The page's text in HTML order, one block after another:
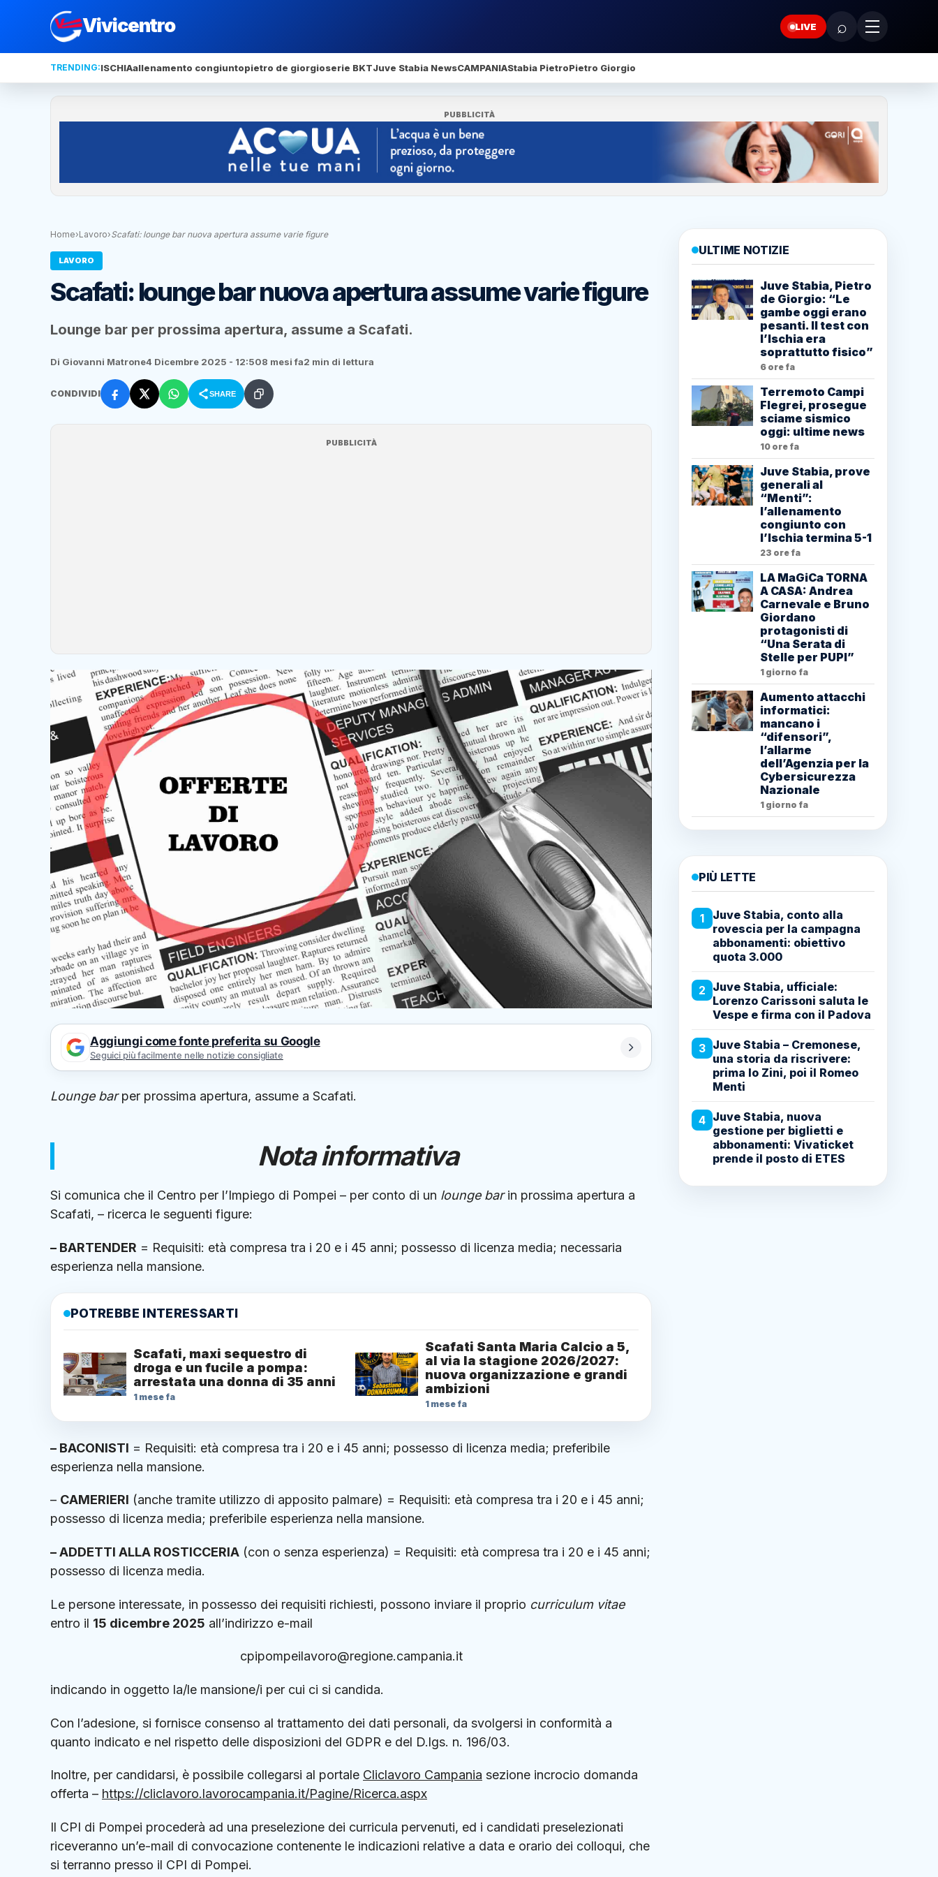
Vivicentro LIVE ⌕
TRENDING:ISCHIAallenamento congiuntopietro de giorgioserie BKTJuve Stabia NewsCAMPANIAStabia PietroPietro Giorgio
PUBBLICITÀ
Home›Lavoro›Scafati: lounge bar nuova apertura assume varie figure
LAVORO
Scafati: lounge bar nuova apertura assume varie figure
Lounge bar per prossima apertura, assume a Scafati.
Di Giovanni Matrone4 Dicembre 2025 - 12:508 mesi fa2 min di lettura
CONDIVIDI SHARE
PUBBLICITÀ
Aggiungi come fonte preferita su Google
Seguici più facilmente nelle notizie consigliate
Lounge barper prossima apertura, assume a Scafati.
Nota informativa
Si comunica che il Centro per l’Impiego di Pompei – per conto di un lounge barin prossima apertura a
Scafati, – ricerca le seguenti figure:
– BARTENDER = Requisiti: età compresa tra i 20 e i 45 anni; possesso di licenza media; necessaria
esperienza nella mansione.
POTREBBE INTERESSARTI
Scafati, maxi sequestro di
droga e un fucile a pompa:
arrestata una donna di 35 anni
1 mese fa
Scafati Santa Maria Calcio a 5,
al via la stagione 2026/2027:
nuova organizzazione e grandi
ambizioni
1 mese fa
– BACONISTI = Requisiti: età compresa tra i 20 e i 45 anni; possesso di licenza media; preferibile
esperienza nella mansione.
– CAMERIERI (anche tramite utilizzo di apposito palmare) = Requisiti: età compresa tra i 20 e i 45 anni;
possesso di licenza media; preferibile esperienza nella mansione.
– ADDETTI ALLA ROSTICCERIA (con o senza esperienza) = Requisiti: età compresa tra i 20 e i 45 anni;
possesso di licenza media.
Le persone interessate, in possesso dei requisiti richiesti, possono inviare il proprio curriculum vitae
entro il 15 dicembre 2025 all’indirizzo e-mail
cpipompeilavoro@regione.campania.it
indicando in oggetto la/le mansione/i per cui ci si candida.
Con l’adesione, si fornisce consenso al trattamento dei dati personali, da svolgersi in conformità a
quanto indicato e nel rispetto delle disposizioni del GDPR e del D.lgs. n. 196/03.
Inoltre, per candidarsi, è possibile collegarsi al portale Cliclavoro Campania sezione incrocio domanda
offerta – https://cliclavoro.lavorocampania.it/Pagine/Ricerca.aspx
Il CPI di Pompei procederà ad una preselezione dei curricula pervenuti, ed i candidati preselezionati
riceveranno un’e-mail di convocazione contenente le indicazioni relative a data e orario dei colloqui, che
si terranno presso il CPI di Pompei.
ULTIME NOTIZIE
Juve Stabia, Pietro
de Giorgio: “Le
gambe oggi erano
pesanti. Il test con
l’Ischia era
soprattutto fisico”
6 ore fa
Terremoto Campi
Flegrei, prosegue
sciame sismico
oggi: ultime news
10 ore fa
Juve Stabia, prove
generali al
“Menti”:
l’allenamento
congiunto con
l’Ischia termina 5-1
23 ore fa
LA MaGiCa TORNA
A CASA: Andrea
Carnevale e Bruno
Giordano
protagonisti di
“Una Serata di
Stelle per PUPI”
1 giorno fa
Aumento attacchi
informatici:
mancano i
“difensori”,
l’allarme
dell’Agenzia per la
Cybersicurezza
Nazionale
1 giorno fa
PIÙ LETTE
1
Juve Stabia, conto alla
rovescia per la campagna
abbonamenti: obiettivo
quota 3.000
2 Juve Stabia, ufficiale:
Lorenzo Carissoni saluta le
Vespe e firma con il Padova
3 Juve Stabia – Cremonese,
una storia da riscrivere:
prima lo Zini, poi il Romeo
Menti
4 Juve Stabia, nuova
gestione per biglietti e
abbonamenti: Vivaticket
prende il posto di ETES